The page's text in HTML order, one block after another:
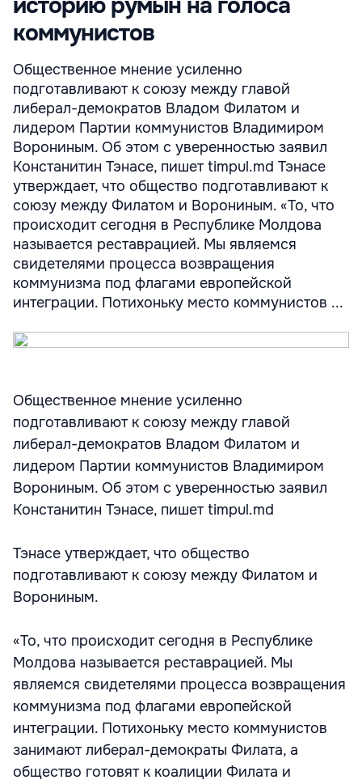
коммунистов
Общественное мнение усиленно
подготавливают к союзу между главой
либерал-демократов Владом Филатом и
лидером Партии коммунистов Владимиром
Ворониным. Об этом с уверенностью заявил
Констанитин Тэнасе, пишет timpul.md Тэнасе
утверждает, что общество подготавливают к
союзу между Филатом и Ворониным. «То, что
происходит сегодня в Республике Молдова
называется реставрацией. Мы являемся
свидетелями процесса возвращения
коммунизма под флагами европейской
интеграции. Потихоньку место коммунистов ...
Общественное мнение усиленно
подготавливают к союзу между главой
либерал-демократов Владом Филатом и
лидером Партии коммунистов Владимиром
Ворониным. Об этом с уверенностью заявил
Констанитин Тэнасе, пишет timpul.md
Тэнасе утверждает, что общество
подготавливают к союзу между Филатом и
Ворониным.
«То, что происходит сегодня в Республике
Молдова называется реставрацией. Мы
являемся свидетелями процесса возвращения
коммунизма под флагами европейской
интеграции. Потихоньку место коммунистов
занимают либерал-демократы Филата, а
общество готовят к коалиции Филата и